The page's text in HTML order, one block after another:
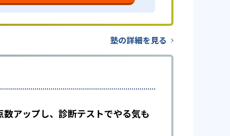
塾の詳細を見る
アップし、診断テストでやる気も